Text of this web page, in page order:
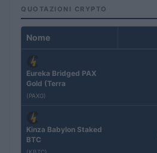
QUOTAZIONI CRYPTO
Nome
Eureka Bridged PAX
Gold (Terra
(PAXG)
Kinza Babylon Staked
BTC
(KBTC)